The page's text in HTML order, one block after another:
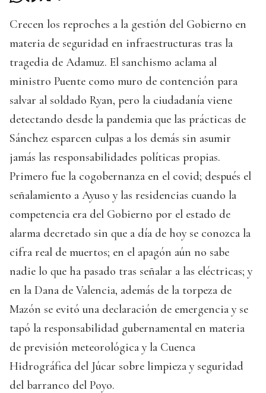
Crecen los reproches a la gestión del Gobierno en
materia de seguridad en infraestructuras tras la
tragedia de Adamuz. El sanchismo aclama al
ministro Puente como muro de contención para
salvar al soldado Ryan, pero la ciudadanía viene
detectando desde la pandemia que las prácticas de
Sánchez esparcen culpas a los demás sin asumir
jamás las responsabilidades políticas propias.
Primero fue la cogobernanza en el covid; después el
señalamiento a Ayuso y las residencias cuando la
competencia era del Gobierno por el estado de
alarma decretado sin que a día de hoy se conozca la
cifra real de muertos; en el apagón aún no sabe
nadie lo que ha pasado tras señalar a las eléctricas; y
en la Dana de Valencia, además de la torpeza de
Mazón se evitó una declaración de emergencia y se
tapó la responsabilidad gubernamental en materia
de previsión meteorológica y la Cuenca
Hidrográfica del Júcar sobre limpieza y seguridad
del barranco del Poyo.